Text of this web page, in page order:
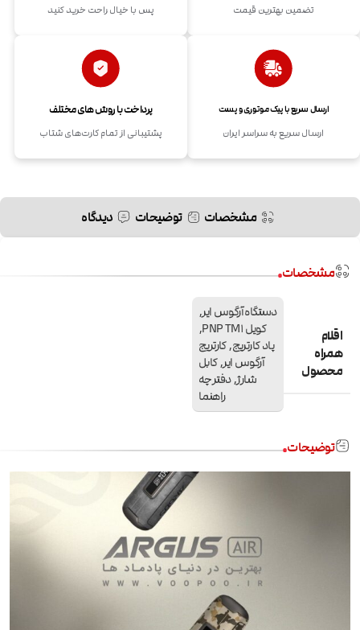
تضمین بهترین قیمت پس با خیال راحت خرید کنید
ارسال سریع با پیک موتوری و پست
ارسال سریع به سراسر ایران
پرداخت با روش های مختلف
پشتیبانی از تمام کارت‌های شتاب
مشخصات توضیحات دیدگاه
مشخصات
اقلام
همراه
محصول
دستگاه آرگوس ایر,
کویل PNP TM1
,
پاد کارتریج,کارتریج
آرگوس ایر,کابل
شارژ,دفترچه
راهنما
توضیحات